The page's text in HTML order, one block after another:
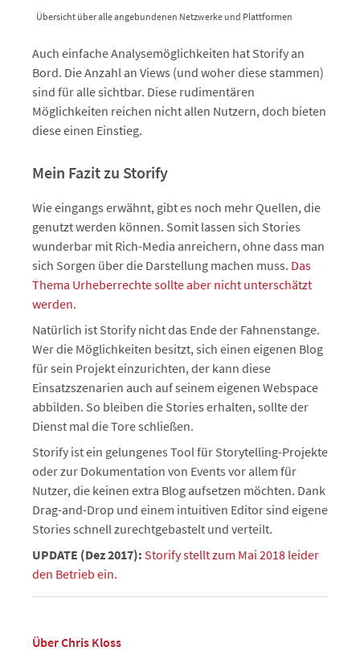
Übersicht über alle angebundenen Netzwerke und Plattformen
Auch einfache Analysemöglichkeiten hat Storify an
Bord. Die Anzahl an Views (und woher diese stammen)
sind für alle sichtbar. Diese rudimentären
Möglichkeiten reichen nicht allen Nutzern, doch bieten
diese einen Einstieg.
Mein Fazit zu Storify
Wie eingangs erwähnt, gibt es noch mehr Quellen, die
genutzt werden können. Somit lassen sich Stories
wunderbar mit Rich-Media anreichern, ohne dass man
sich Sorgen über die Darstellung machen muss. Das
Thema Urheberrechte sollte aber nicht unterschätzt
werden.
Natürlich ist Storify nicht das Ende der Fahnenstange.
Wer die Möglichkeiten besitzt, sich einen eigenen Blog
für sein Projekt einzurichten, der kann diese
Einsatzszenarien auch auf seinem eigenen Webspace
abbilden. So bleiben die Stories erhalten, sollte der
Dienst mal die Tore schließen.
Storify ist ein gelungenes Tool für Storytelling-Projekte
oder zur Dokumentation von Events vor allem für
Nutzer, die keinen extra Blog aufsetzen möchten. Dank
Drag-and-Drop und einem intuitiven Editor sind eigene
Stories schnell zurechtgebastelt und verteilt.
UPDATE (Dez 2017): Storify stellt zum Mai 2018 leider
den Betrieb ein.
Über Chris Kloss